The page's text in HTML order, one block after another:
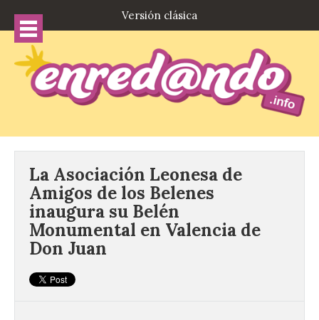
Versión clásica
La Asociación Leonesa de
Amigos de los Belenes
inaugura su Belén
Monumental en Valencia de
Don Juan